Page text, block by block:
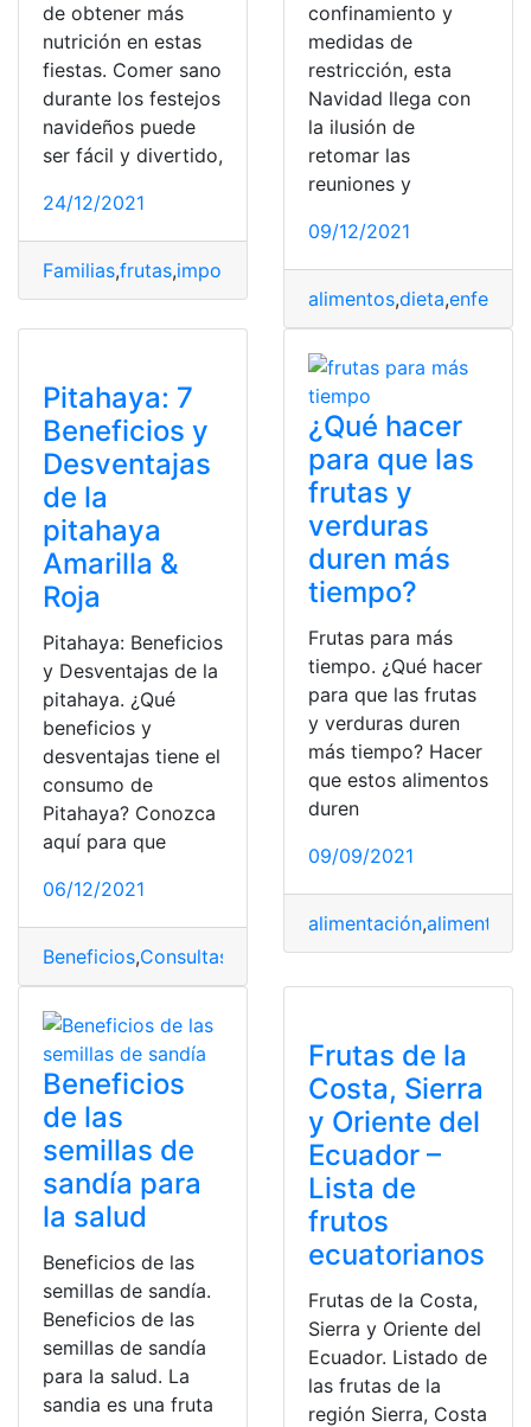
de obtener más
nutrición en estas
fiestas. Comer sano
durante los festejos
navideños puede
ser fácil y divertido,
24/12/2021
Familias,frutas,importantes,juegos,nutrición
confinamiento y
medidas de
restricción, esta
Navidad llega con
la ilusión de
retomar las
reuniones y
09/12/2021
alimentos,dieta,
Pitahaya: 7
Beneficios y
Desventajas
de la
pitahaya
Amarilla &
Roja
Pitahaya: Beneficios
y Desventajas de la
pitahaya. ¿Qué
beneficios y
desventajas tiene el
consumo de
Pitahaya? Conozca
aquí para que
06/12/2021
Beneficios,Consultas desventajas,frutas,pitahaya
¿Qué hacer
para que las
frutas y
verduras
duren más
tiempo?
Frutas para más
tiempo. ¿Qué hacer
para que las frutas
y verduras duren
más tiempo? Hacer
que estos alimentos
duren
09/09/2021
alimentación,alimentos
Beneficios
de las
semillas de
sandía para
la salud
Beneficios de las
semillas de sandía.
Beneficios de las
semillas de sandía
para la salud. La
sandia es una fruta
Frutas de la
Costa, Sierra
y Oriente del
Ecuador –
Lista de
frutos
ecuatorianos
Frutas de la Costa,
Sierra y Oriente del
Ecuador. Listado de
las frutas de la
región Sierra, Costa